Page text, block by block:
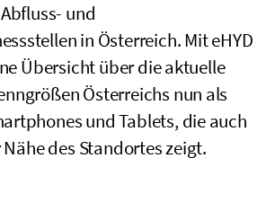
und
in Österreich. MiteHYD
Übersicht über die aktuelle
Österreichs nun als
und Tablets, die auch
des Standortes zeigt.